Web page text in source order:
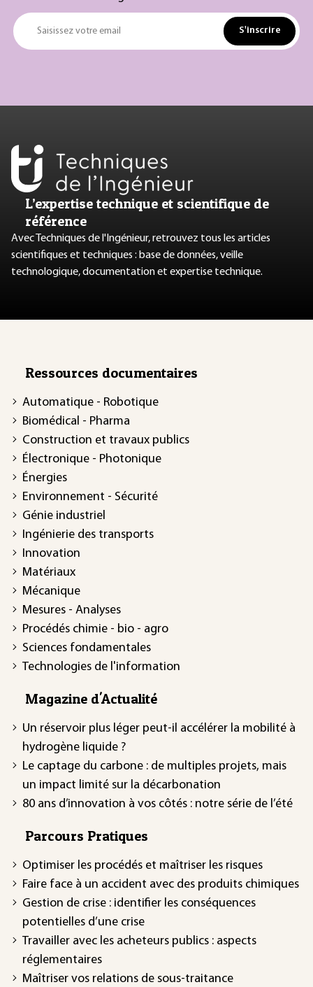
Saisissez votre email S'inscrire
L’expertise technique et scientifique de
référence
Avec Techniques de l'Ingénieur, retrouvez tous les articles
scientifiques et techniques : base de données, veille
technologique, documentation et expertise technique.
Ressources documentaires
Automatique - Robotique
Biomédical - Pharma
Construction et travaux publics
Électronique - Photonique
Énergies
Environnement - Sécurité
Génie industriel
Ingénierie des transports
Innovation
Matériaux
Mécanique
Mesures - Analyses
Procédés chimie - bio - agro
Sciences fondamentales
Technologies de l'information
Magazine d'Actualité
Un réservoir plus léger peut-il accélérer la mobilité à
hydrogène liquide ?
Le captage du carbone : de multiples projets, mais
un impact limité sur la décarbonation
80 ans d’innovation à vos côtés : notre série de l’été
Parcours Pratiques
Optimiser les procédés et maîtriser les risques
Faire face à un accident avec des produits chimiques
Gestion de crise : identifier les conséquences
potentielles d’une crise
Travailler avec les acheteurs publics : aspects
réglementaires
Maîtriser vos relations de sous-traitance